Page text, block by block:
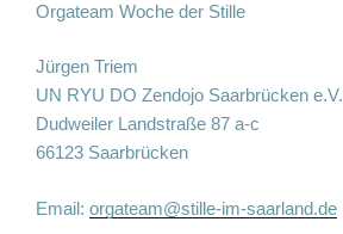
Orgateam Woche der Stille
Jürgen Triem
UN RYU DO Zendojo Saarbrücken e.V.
Dudweiler Landstraße 87 a-c
66123 Saarbrücken
Email: orgateam@stille-im-saarland.de